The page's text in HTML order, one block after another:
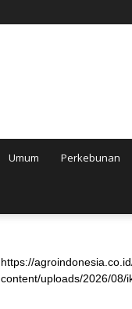
Umum Perkebunan
https://
content/uploads/2026/08/